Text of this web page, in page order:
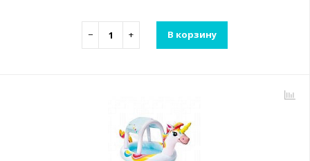
− + В корзину